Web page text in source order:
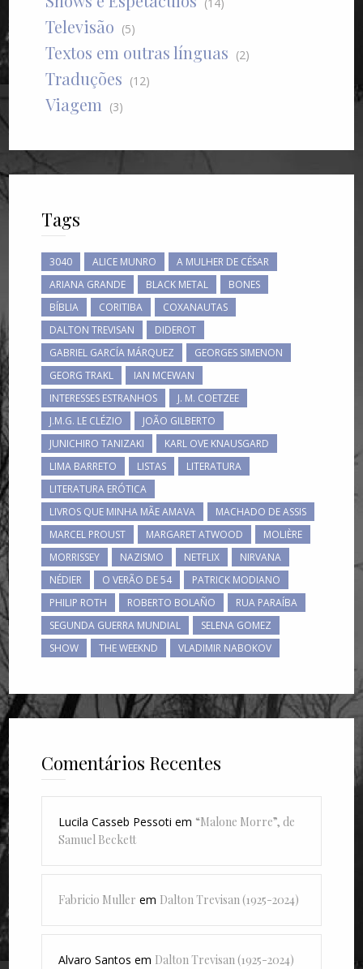
Televisão (5)
Textos em outras línguas (2)
Traduções (12)
Viagem (3)
Tags
3040 ALICE MUNRO
A MULHER DE CÉSAR
ARIANA GRANDE
BLACK METAL
BONES
BÍBLIA
CORITIBA
COXANAUTAS
DALTON TREVISAN
DIDEROT
GABRIEL GARCÍA MÁRQUEZ
GEORGES SIMENON
GEORG TRAKL
IAN MCEWAN
INTERESSES ESTRANHOS
J. M. COETZEE
J.M.G. LE CLÉZIO
JOÃO GILBERTO
JUNICHIRO TANIZAKI
KARL OVE KNAUSGARD
LIMA BARRETO
LISTAS
LITERATURA
LITERATURA ERÓTICA
LIVROS QUE MINHA MÃE AMAVA
MACHADO DE ASSIS
MARCEL PROUST
MARGARET ATWOOD
MOLIÈRE
MORRISSEY
NAZISMO NETFLIX
NIRVANA
NÉDIER
O VERÃO DE 54
PATRICK MODIANO
PHILIP ROTH
ROBERTO BOLAÑO
RUA PARAÍBA
SEGUNDA GUERRA MUNDIAL
SELENA GOMEZ
SHOW
THE WEEKND VLADIMIR NABOKOV
Comentários Recentes
Lucila Casseb Pessoti em “Malone Morre”, de
Samuel Beckett
Fabricio Muller em Dalton Trevisan (1925-2024)
Alvaro Santos em Dalton Trevisan (1925-2024)